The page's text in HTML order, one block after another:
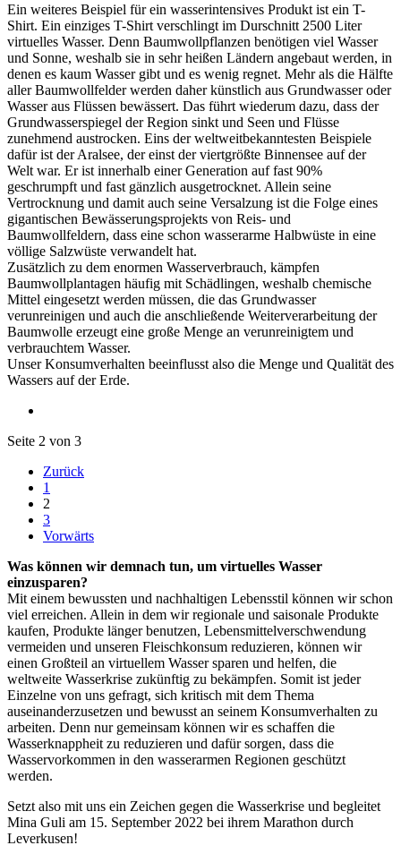
Ein weiteres Beispiel für ein wasserintensives Produkt ist ein T-
Shirt. Ein einziges T-Shirt verschlingt im Durschnitt 2500 Liter
virtuelles Wasser. Denn Baumwollpflanzen benötigen viel Wasser
und Sonne, weshalb sie in sehr heißen Ländern angebaut werden, in
denen es kaum Wasser gibt und es wenig regnet. Mehr als die Hälfte
aller Baumwollfelder werden daher künstlich aus Grundwasser oder
Wasser aus Flüssen bewässert. Das führt wiederum dazu, dass der
Grundwasserspiegel der Region sinkt und Seen und Flüsse
zunehmend austrocken. Eins der weltweitbekanntesten Beispiele
dafür ist der Aralsee, der einst der viertgrößte Binnensee auf der
Welt war. Er ist innerhalb einer Generation auf fast 90%
geschrumpft und fast gänzlich ausgetrocknet. Allein seine
Vertrocknung und damit auch seine Versalzung ist die Folge eines
gigantischen Bewässerungsprojekts von Reis- und
Baumwollfeldern, dass eine schon wasserarme Halbwüste in eine
völlige Salzwüste verwandelt hat.
Zusätzlich zu dem enormen Wasserverbrauch, kämpfen
Baumwollplantagen häufig mit Schädlingen, weshalb chemische
Mittel eingesetzt werden müssen, die das Grundwasser
verunreinigen und auch die anschließende Weiterverarbeitung der
Baumwolle erzeugt eine große Menge an verunreinigtem und
verbrauchtem Wasser.
Unser Konsumverhalten beeinflusst also die Menge und Qualität des
Wassers auf der Erde.
Seite 2 von 3
Zurück
1
2
3
Vorwärts
Was können wir demnach tun, um virtuelles Wasser
einzusparen?
Mit einem bewussten und nachhaltigen Lebensstil können wir schon
viel erreichen. Allein in dem wir regionale und saisonale Produkte
kaufen, Produkte länger benutzen, Lebensmittelverschwendung
vermeiden und unseren Fleischkonsum reduzieren, können wir
einen Großteil an virtuellem Wasser sparen und helfen, die
weltweite Wasserkrise zukünftig zu bekämpfen. Somit ist jeder
Einzelne von uns gefragt, sich kritisch mit dem Thema
auseinanderzusetzen und bewusst an seinem Konsumverhalten zu
arbeiten. Denn nur gemeinsam können wir es schaffen die
Wasserknappheit zu reduzieren und dafür sorgen, dass die
Wasservorkommen in den wasserarmen Regionen geschützt
werden.
Setzt also mit uns ein Zeichen gegen die Wasserkrise und begleitet
Mina Guli am 15. September 2022 bei ihrem Marathon durch
Leverkusen!